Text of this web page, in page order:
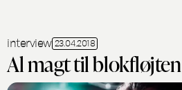
interview 23.04.2018
Al magt til blokfløjten